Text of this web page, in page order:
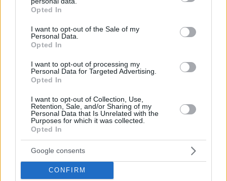
grant or deny consent to Google and its third-party tags to
use your data for below specified purposes in below Google
consent section.
Opted In
I want to opt-out of the Sale of my
Personal Data.
Opted In
I want to opt-out of processing my
Personal Data for Targeted Advertising.
Opted In
I want to opt-out of Collection, Use,
Retention, Sale, and/or Sharing of my
Personal Data that Is Unrelated with the
Purposes for which it was collected.
Opted In
Google consents
CONFIRM
Νηστεία Δεκαπενταύγουστου: 20 μελωμένα φαγητά
κατσαρόλας
πριν 5 λεπτά
Ο ΣΚΑΪ έλυσε τη συνεργασία του με τον διευθύνοντα
σύμβουλο, Γρηγόρη Δημητριάδη, δείτε την επίσημη
πριν 7 λεπτά
«Πέρασα 4 υπέροχα χρόνια, φεύγω με βαθιά αγάπη για
την Ελλάδα»: Ο Νόαμ Κατζ αποχωρεί από πρέσβης στην
Αθήνα
πριν 9 λεπτά
Ξανά πάνω από τις 2.600 μονάδες το Χρηματιστήριο με
εβδομαδιαία κέρδη 1,8%, πού βρήκε στηρίγματα
πριν 10 λεπτά